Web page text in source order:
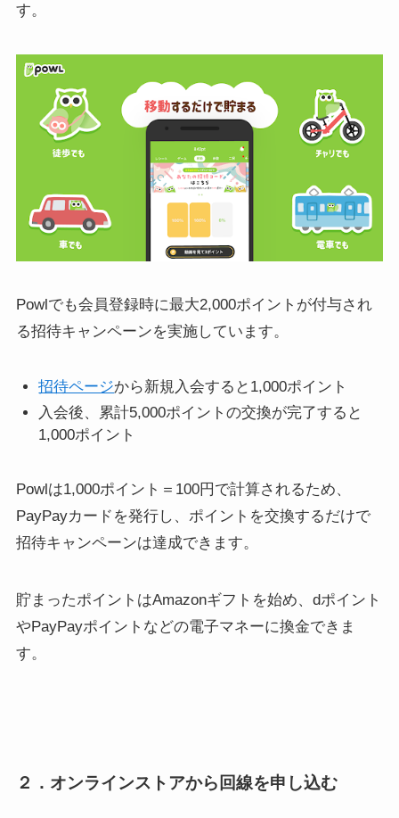
す。
Powlでも会員登録時に最大2,000ポイントが付与され
る招待キャンペーンを実施しています。
招待ページから新規入会すると1,000ポイント
入会後、累計5,000ポイントの交換が完了すると
1,000ポイント
Powlは1,000ポイント＝100円で計算されるため、
PayPayカードを発行し、ポイントを交換するだけで
招待キャンペーンは達成できます。
貯まったポイントはAmazonギフトを始め、dポイント
やPayPayポイントなどの電子マネーに換金できま
す。
２．オンラインストアから回線を申し込む